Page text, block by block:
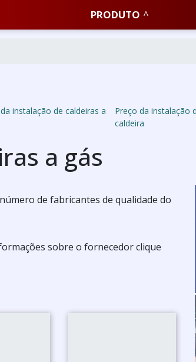
PRODUTO
instalação de caldeiras a
Preço da instalação
caldeira
a gás
de fabricantes de qualidade do
sobre o fornecedor clique